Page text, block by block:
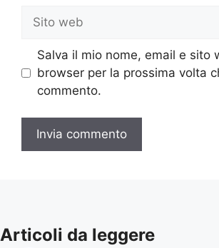
web
Salva il mio nome, email e sito
browser per la prossima volta
commento.
Articoli da leggere